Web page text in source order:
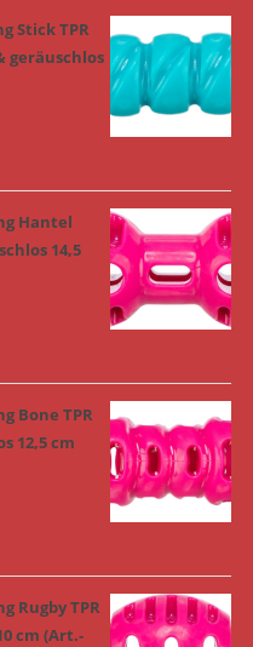
Stick TPR
geräuschlos
Hantel
14,5
Bone TPR
12,5 cm
Rugby TPR
cm (Art.-